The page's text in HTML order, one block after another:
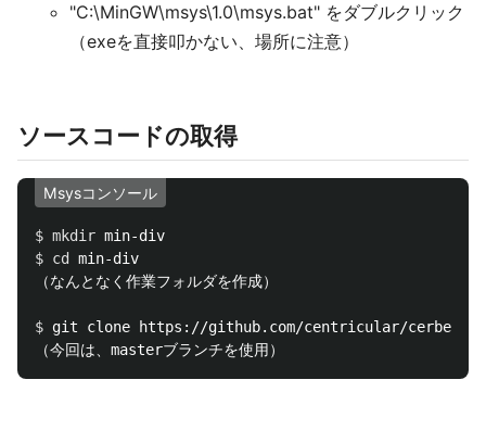
"C:\MinGW\msys\1.0\msys.bat" をダブルクリック
（exeを直接叩かない、場所に注意）
ソースコードの取得
Msysコンソール
$ mkdir
$ cd min-div
（なんとなく作業フォルダを作成）
$ git clone https://github.com/centricular/